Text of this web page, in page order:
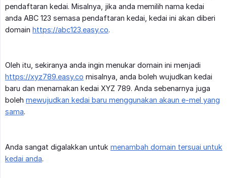
pendaftaran kedai. Misalnya, jika anda memilih nama kedai
anda ABC 123 semasa pendaftaran kedai, kedai ini akan diberi
domain https://abc123.easy.co.
Oleh itu, sekiranya anda ingin menukar domain ini menjadi
https://xyz789.easy.co misalnya, anda boleh wujudkan kedai
baru dan menamakan kedai XYZ 789. Anda sebenarnya juga
boleh mewujudkan kedai baru menggunakan akaun e-mel yang
sama.
Anda sangat digalakkan untuk menambah domain tersuai untuk
kedai anda.